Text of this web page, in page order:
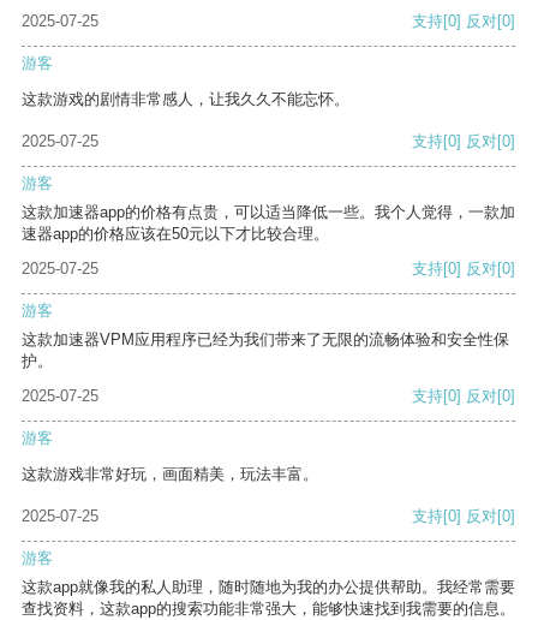
2025-07-25 支持[0] 反对[0]
游客
这款游戏的剧情非常感人，让我久久不能忘怀。
2025-07-25 支持[0] 反对[0]
游客
这款加速器app的价格有点贵，可以适当降低一些。我个人觉得，一款加
速器app的价格应该在50元以下才比较合理。
2025-07-25
支持[0] 反对[0]
游客
这款加速器VPM应用程序已经为我们带来了无限的流畅体验和安全性保
护。
2025-07-25
支持[0] 反对[0]
游客
这款游戏非常好玩，画面精美，玩法丰富。
2025-07-25 支持[0] 反对[0]
游客
这款app就像我的私人助理，随时随地为我的办公提供帮助。我经常需要
查找资料，这款app的搜索功能非常强大，能够快速找到我需要的信息。